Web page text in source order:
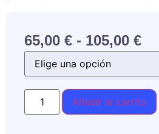
65,00 € - 105,00 €
Añadir al carrito